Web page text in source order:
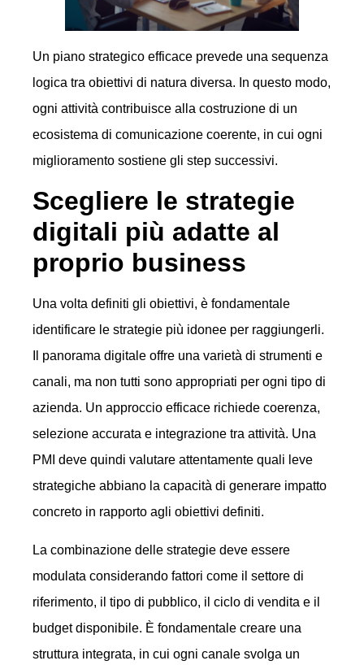
Un piano strategico efficace prevede una sequenza
logica tra obiettivi di natura diversa. In questo modo,
ogni attività contribuisce alla costruzione di un
ecosistema di comunicazione coerente, in cui ogni
miglioramento sostiene gli step successivi.
Scegliere le strategie
digitali più adatte al
proprio business
Una volta definiti gli obiettivi, è fondamentale
identificare le strategie più idonee per raggiungerli.
Il panorama digitale offre una varietà di strumenti e
canali, ma non tutti sono appropriati per ogni tipo di
azienda. Un approccio efficace richiede coerenza,
selezione accurata e integrazione tra attività. Una
PMI deve quindi valutare attentamente quali leve
strategiche abbiano la capacità di generare impatto
concreto in rapporto agli obiettivi definiti.
La combinazione delle strategie deve essere
modulata considerando fattori come il settore di
riferimento, il tipo di pubblico, il ciclo di vendita e il
budget disponibile. È fondamentale creare una
struttura integrata, in cui ogni canale svolga un